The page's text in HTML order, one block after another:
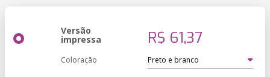
Versão
impressa R$ 61,37
Coloração